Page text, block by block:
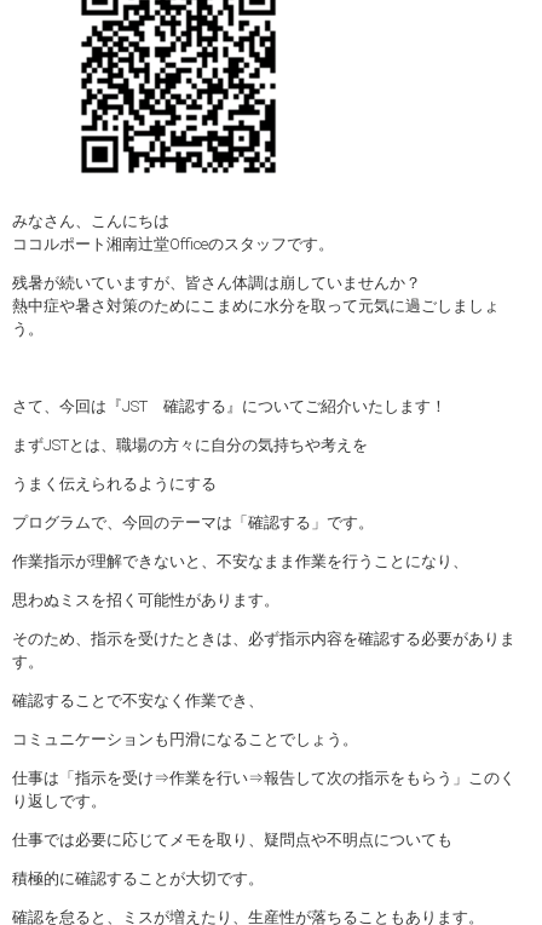
みなさん、こんにちは
ココルポート湘南辻堂Officeのスタッフです。
残暑が続いていますが、皆さん体調は崩していませんか？
熱中症や暑さ対策のためにこまめに水分を取って元気に過ごしましょ
う。
さて、今回は『JST 確認する』についてご紹介いたします！
まずJSTとは、職場の方々に自分の気持ちや考えを
うまく伝えられるようにする
プログラムで、今回のテーマは「確認する」です。
作業指示が理解できないと、不安なまま作業を行うことになり、
思わぬミスを招く可能性があります。
そのため、指示を受けたときは、必ず指示内容を確認する必要がありま
す。
確認することで不安なく作業でき、
コミュニケーションも円滑になることでしょう。
仕事は「指示を受け⇒作業を行い⇒報告して次の指示をもらう」このく
り返しです。
仕事では必要に応じてメモを取り、疑問点や不明点についても
積極的に確認することが大切です。
確認を怠ると、ミスが増えたり、生産性が落ちることもあります。